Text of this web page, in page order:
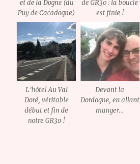
et de la Dogne (du
Puy de Cacadogne)
de GR30 : la boucle
est finie !
L’hôtel Au Val
Doré, véritable
début et fin de
notre GR30 !
Devant la
Dordogne, en allant
manger…